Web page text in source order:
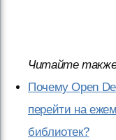
Читайте
Почему Open
перейти на
библиотек?